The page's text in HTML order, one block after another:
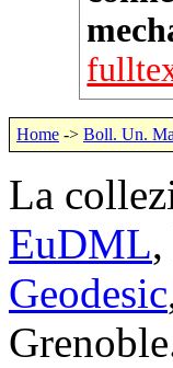
Home -> Boll. Un.
La
EuDML
Geodesic